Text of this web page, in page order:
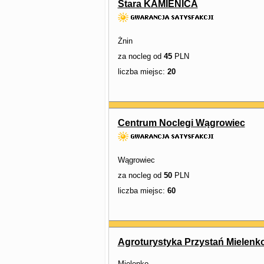
Stara KAMIENICA
Żnin
za nocleg od 45PLN
liczba miejsc: 20
Centrum Noclegi Wągrowiec
Wągrowiec
za nocleg od 50PLN
liczba miejsc: 60
Agroturystyka Przystań